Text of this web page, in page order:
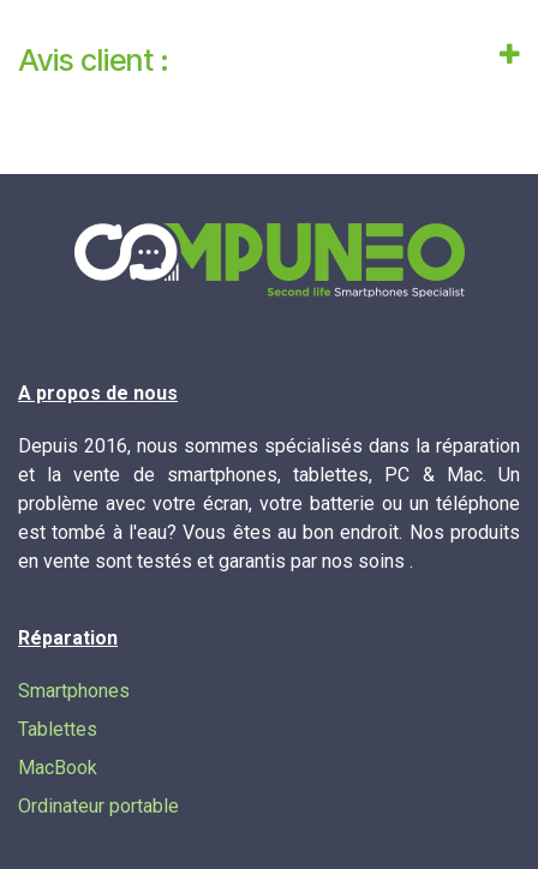
Avis client :
A propos de nous
Depuis 2016, nous sommes spécialisés dans la réparation
et la vente de smartphones, tablettes, PC & Mac. Un
problème avec votre écran, votre batterie ou un téléphone
est tombé à l'eau? Vous êtes au bon endroit. Nos produits
en vente sont testés et garantis par nos soins .
Réparation
Smartphones
Tablettes
MacBook
Ordinateur portable